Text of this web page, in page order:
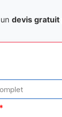
devis gratuit